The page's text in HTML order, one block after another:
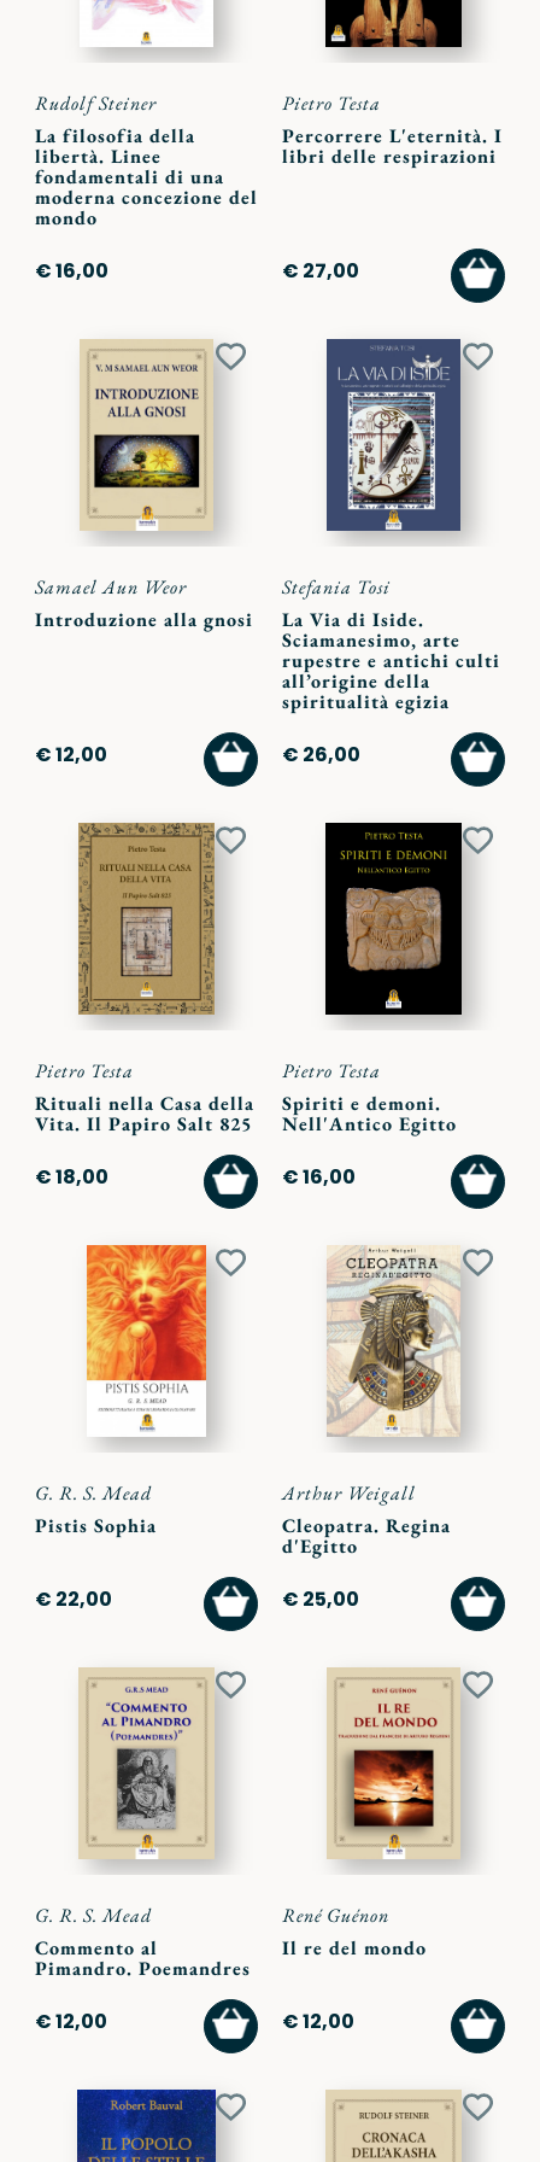
Rudolf Steiner
La filosofia della
libertà. Linee
fondamentali di una
moderna concezione del
mondo
€ 16,00
Pietro Testa
Percorrere L'eternità. I
libri delle respirazioni
€ 27,00
AL
Aggiungi
Samael Aun Weor
Introduzione alla gnosi
€ 12,00
AGGIUNGI
AL
CARRELLO
Stefania Tosi
La Via di Iside.
Sciamanesimo, arte
rupestre e antichi culti
all’origine della
spiritualità egizia
€ 26,00
AL
Aggiungi
Pietro Testa
Rituali nella Casa della
Vita. Il Papiro Salt 825
€ 18,00
AGGIUNGI
AL
CARRELLO
Pietro Testa
Spiriti e demoni.
Nell'Antico Egitto
€ 16,00
AL
Aggiungi
G. R. S. Mead
Pistis Sophia
€ 22,00
AGGIUNGI
AL
CARRELLO
Arthur Weigall
Cleopatra. Regina
d'Egitto
€ 25,00
AL
Aggiungi
G. R. S. Mead
Commento al
Pimandro. Poemandres
€ 12,00
AGGIUNGI
AL
CARRELLO
René Guénon
Il re del mondo
€ 12,00
AL
Aggiungi